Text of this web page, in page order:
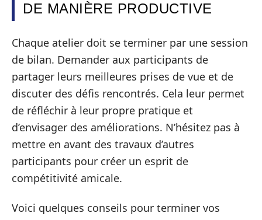
DE MANIÈRE PRODUCTIVE
Chaque atelier doit se terminer par une session
de bilan. Demander aux participants de
partager leurs meilleures prises de vue et de
discuter des défis rencontrés. Cela leur permet
de réfléchir à leur propre pratique et
d’envisager des améliorations. N’hésitez pas à
mettre en avant des travaux d’autres
participants pour créer un esprit de
compétitivité amicale.
Voici quelques conseils pour terminer vos